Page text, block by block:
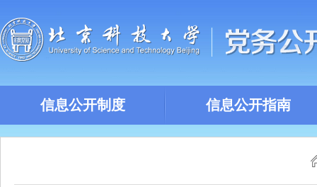
信息公开制度 信息公开指南